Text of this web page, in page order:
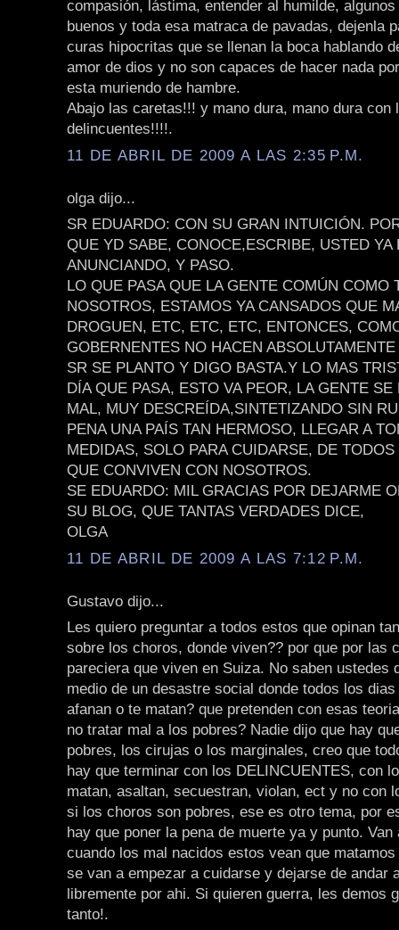
compasión, lástima, entender al humilde,
buenos y toda esa matraca de pavadas, dejenla
curas hipocritas que se llenan la boca hablando
amor de dios y no son capaces de hacer nada
esta muriendo de hambre.
Abajo las caretas!!! y mano dura, mano dura con
delincuentes!!!!.
11 DE ABRIL DE 2009 A LAS 2:35 P.M.
olga dijo...
SR EDUARDO: CON SU GRAN INTUICIÓN.
QUE YD SABE, CONOCE,ESCRIBE, USTED YA
ANUNCIANDO, Y PASO.
LO QUE PASA QUE LA GENTE COMÚN COMO
NOSOTROS, ESTAMOS YA CANSADOS QUE
DROGUEN, ETC, ETC, ETC, ENTONCES,
GOBERNENTES NO HACEN
SR SE PLANTO Y DIGO BASTA.Y LO MAS
DÍA QUE PASA, ESTO VA PEOR, LA GENTE SE
MAL, MUY DESCREÍDA,SINTETIZANDO SIN
PENA UNA PAÍS TAN HERMOSO, LLEGAR A
MEDIDAS, SOLO PARA CUIDARSE, DE TODOS
QUE CONVIVEN CON NOSOTROS.
SE EDUARDO: MIL GRACIAS POR DEJARME
SU BLOG, QUE TANTAS VERDADES DICE,
OLGA
11 DE ABRIL DE 2009 A LAS 7:12 P.M.
Gustavo dijo...
Les quiero preguntar a todos estos que opinan
sobre los choros, donde viven?? por que por las
pareciera que viven en Suiza. No saben ustedes
medio de un desastre social donde todos los
afanan o te matan? que pretenden con esas
no tratar mal a los pobres? Nadie dijo que hay
pobres, los cirujas o los marginales, creo que
hay que terminar con los DELINCUENTES, con
matan, asaltan, secuestran, violan, ect y no con
si los choros son pobres, ese es otro tema, por
hay que poner la pena de muerte ya y punto. Van
cuando los mal nacidos estos vean que
se van a empezar a cuidarse y dejarse de andar
libremente por ahi. Si quieren guerra, les demos
tanto!.